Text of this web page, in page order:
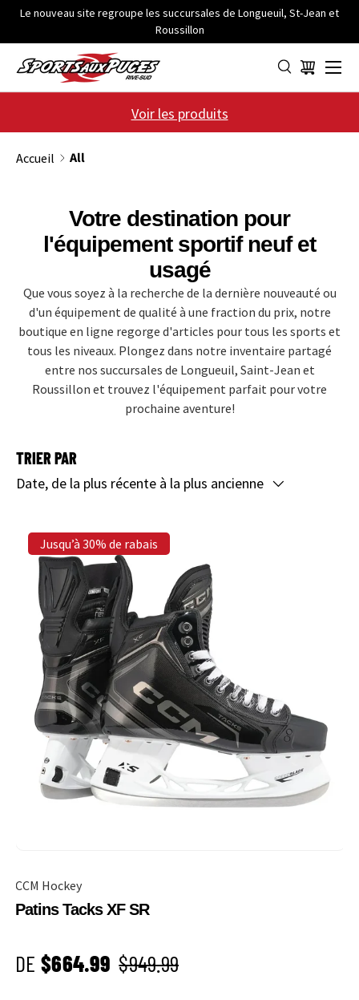
ALLER AU CONTENU
Le nouveau site regroupe les succursales de Longueuil, St-Jean et
Roussillon
Panier
Menu
Voir les produits
Accueil All
Votre destination pour
l'équipement sportif neuf et
usagé
Que vous soyez à la recherche de la dernière nouveauté ou
d'un équipement de qualité à une fraction du prix, notre
boutique en ligne regorge d'articles pour tous les sports et
tous les niveaux. Plongez dans notre inventaire partagé
entre nos succursales de Longueuil, Saint-Jean et
Roussillon et trouvez l'équipement parfait pour votre
prochaine aventure!
TRIER PAR
Date, de la plus récente à la plus ancienne
Jusqu’à 30% de rabais
CCM Hockey
Patins Tacks XF SR
PRIX SOLDÉ
DE $664.99 Prix habituel
$949.99